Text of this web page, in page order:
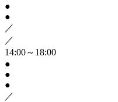
●
●
／
／
14:00～18:00
●
●
●
／